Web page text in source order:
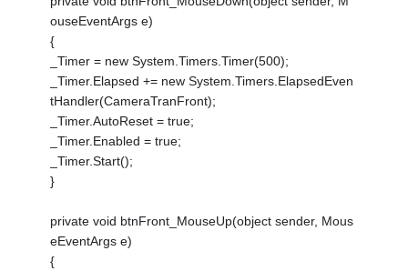
ouseEventArgs e)
{
_Timer = new System.Timers.Timer(500);
_Timer.Elapsed += new System.Timers.ElapsedEven
tHandler(CameraTranFront);
_Timer.AutoReset = true;
_Timer.Enabled = true;
_Timer.Start();
}
private void btnFront_MouseUp(object sender, Mous
eEventArgs e)
{